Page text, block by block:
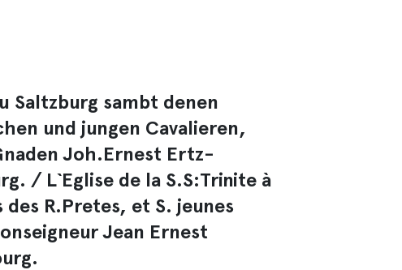
Saltzburg sambt denen
und jungen Cavalieren,
Joh.Ernest Ertz-
/ L`Eglise de la S.S:Trinite à
R.Pretes, et S. jeunes
Jean Ernest